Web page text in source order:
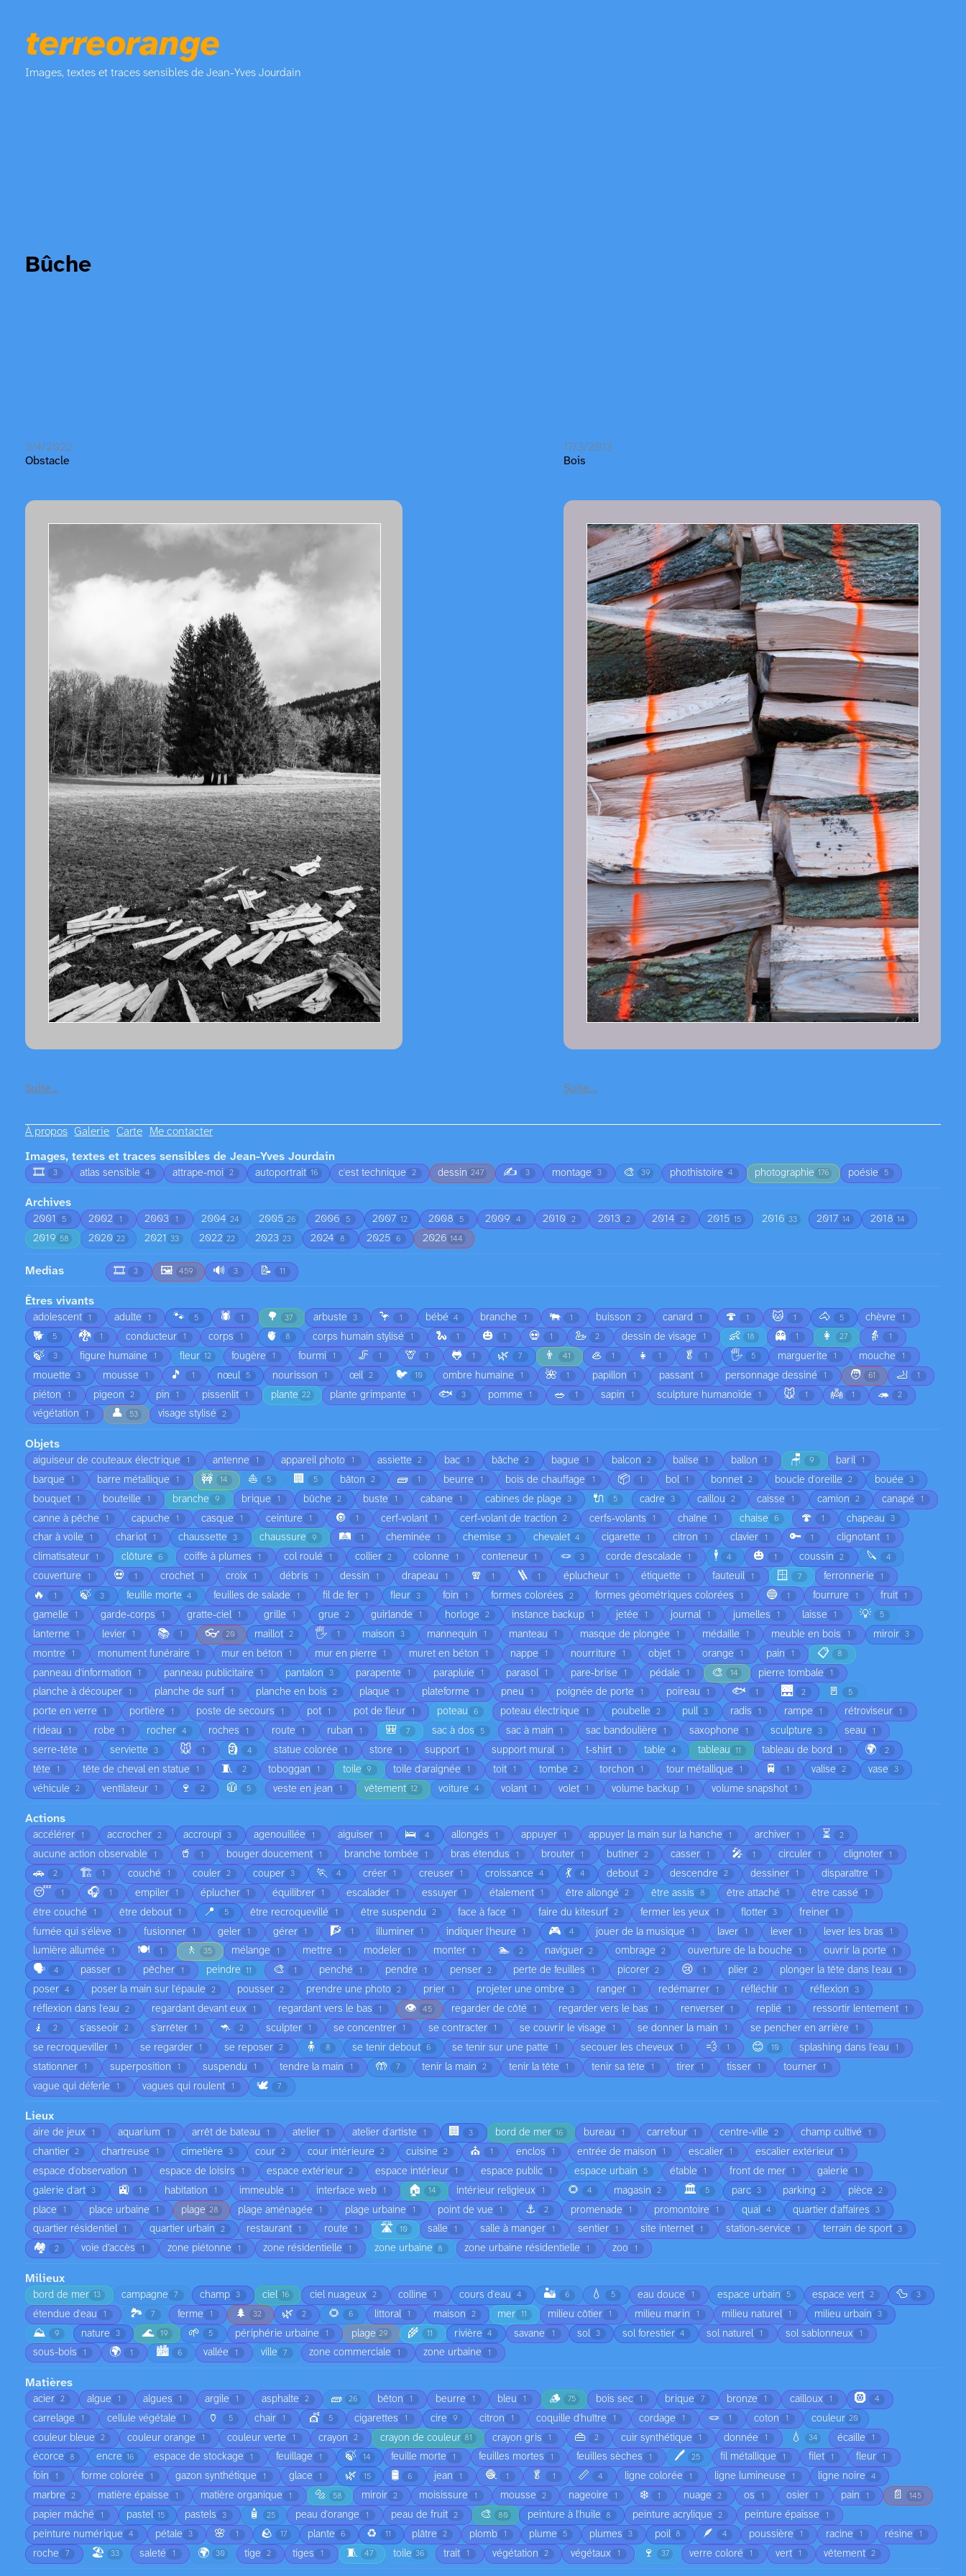
terreorange
Images, textes et traces sensibles de Jean-Yves Jourdain
Bûche
3/4/2022
Obstacle
Suite…
17/3/2013
Bois
Suite…
À propos Galerie Carte Me contacter
Images, textes et traces sensibles de Jean-Yves Jourdain
🎞️
3 atlas sensible 4 attrape-moi 2 autoportrait 16 c'est technique 2 dessin 247 ✍️ 3 montage 3 🎨 39 phothistoire 4 photographie 176 poésie 5
Archives
2001 5 2002 1 2003 1 2004 24 2005 26 2006 5 2007 12 2008 5 2009 4 2010 2 2013 2 2014 2 2015 15 2016 33 2017 14 2018 14
2019 58 2020 22 2021 33 2022 22 2023 23 2024 8 2025 6 2026 144
Medias 🎞️ 3 🖼️ 459 🔊 3 📝 11
Êtres vivants
adolescent 1 adulte 1 🐾 5 🕷️ 1 🌳 37 arbuste 3 🦩 1 bébé 4 branche 1 🐃 1 buisson 2 canard 1 🍄 1 🐱 1 🐴 5 chèvre 1
🐕 5 🐉 1 conducteur 1 corps 1 🫀 8 corps humain stylisé 1 🐍 1 🎃 1 💀 1 🦢 2 dessin de visage 1 👶 18 👻 1 👩 27 👵 1
🍃 3 figure humaine 1 fleur 12 fougère 1 fourmi 1 🦵 1 🦒 1 🐸 1 🌿 7 👨 41 🦪 1 👧 1 🥬 1 🖐️ 5 marguerite 1 mouche 1
mouette 3 mousse 1 🎵 1 nœul 5 nourisson 1 œil 2 🐦 10 ombre humaine 1 🌺 1 papillon 1 passant 1 personnage dessiné 1 🧑 61 🦶 1
piéton 1 pigeon 2 pin 1 pissenlit 1 plante 22 plante grimpante 1 🐟 3 pomme 1 🥗 1 sapin 1 sculpture humanoïde 1 🐭 1 👼 1 🦔 2
végétation 1 👤 53 visage stylisé 2
Objets
aiguiseur de couteaux électrique 1 antenne 1 appareil photo 1 assiette 2 bac 1 bâche 2 bague 1 balcon 2 balise 1 ballon 1 🪑 9 baril 1
barque 1 barre métallique 1 🚧 14 ⛵ 5 🏢 5 bâton 2 🧱 1 beurre 1 bois de chauffage 1 📦 1 bol 1 bonnet 2 boucle d'oreille 2 bouée 3
bouquet 1 bouteille 1 branche 9 brique 1 bûche 2 buste 1 cabane 1 cabines de plage 3 🔌 5 cadre 3 caillou 2 caisse 1 camion 2 canapé 1
canne à pêche 1 capuche 1 casque 1 ceinture 1 🔘 1 cerf-volant 1 cerf-volant de traction 2 cerfs-volants 1 chaîne 1 chaise 6 🍄 1 chapeau 3
char à voile 1 chariot 1 chaussette 3 chaussure 9 🛤️ 1 cheminée 1 chemise 3 chevalet 4 cigarette 1 citron 1 clavier 1 🔑 1 clignotant 1
climatisateur 1 clôture 6 coiffe à plumes 1 col roulé 1 collier 2 colonne 1 conteneur 1 🪢 3 corde d'escalade 1 🕴️ 4 🎃 1 coussin 2 🔪 4
couverture 1 💀 1 crochet 1 croix 1 débris 1 dessin 1 drapeau 1 🧣 1 🪜 1 éplucheur 1 étiquette 1 fauteuil 1 🪟 7 ferronnerie 1
🔥 1 🍃 3 feuille morte 4 feuilles de salade 1 fil de fer 1 fleur 3 foin 1 formes colorées 2 formes géométriques colorées 1 🔵 1 fourrure 1 fruit 1
gamelle 1 garde-corps 1 gratte-ciel 1 grille 1 grue 2 guirlande 1 horloge 2 instance backup 1 jetée 1 journal 1 jumelles 1 laisse 1 💡 5
lanterne 1 levier 1 📚 1 👓 20 maillot 2 🖐️ 1 maison 3 mannequin 1 manteau 1 masque de plongée 1 médaille 1 meuble en bois 1 miroir 3
montre 1 monument funéraire 1 mur en béton 1 mur en pierre 1 muret en béton 1 nappe 1 nourriture 1 objet 1 orange 1 pain 1 📋 8
panneau d'information 1 panneau publicitaire 1 pantalon 3 parapente 1 parapluie 1 parasol 1 pare-brise 1 pédale 1 🎨 14 pierre tombale 1
planche à découper 1 planche de surf 1 planche en bois 2 plaque 1 plateforme 1 pneu 1 poignée de porte 1 poireau 1 🐟 1 🌉 2 🚪 5
porte en verre 1 portière 1 poste de secours 1 pot 1 pot de fleur 1 poteau 6 poteau électrique 1 poubelle 2 pull 3 radis 1 rampe 1 rétroviseur 1
rideau 1 robe 1 rocher 4 roches 1 route 1 ruban 1 🎒 7 sac à dos 5 sac à main 1 sac bandoulière 1 saxophone 1 sculpture 3 seau 1
serre-tête 1 serviette 3 🐭 1 🗿 4 statue colorée 1 store 1 support 1 support mural 1 t-shirt 1 table 4 tableau 11 tableau de bord 1 🌍 2
tête 1 tête de cheval en statue 1 🧵 2 toboggan 1 toile 9 toile d'araignée 1 toit 1 tombe 2 torchon 1 tour métallique 1 🚆 1 valise 2 vase 3
véhicule 2 ventilateur 1 🍷 2 🧥 5 veste en jean 1 vêtement 12 voiture 4 volant 1 volet 1 volume backup 1 volume snapshot 1
Actions
accélérer 1 accrocher 2 accroupi 3 agenouillée 1 aiguiser 1 🛌 4 allongés 1 appuyer 1 appuyer la main sur la hanche 1 archiver 1 ⏳ 2
aucune action observable 1 🥤 1 bouger doucement 1 branche tombée 1 bras étendus 1 brouter 1 butiner 2 casser 1 🎤 1 circuler 1 clignoter 1
🚗 2 🏗️ 1 couché 1 couler 2 couper 3 🏃 4 créer 1 creuser 1 croissance 4 💃 4 debout 2 descendre 2 dessiner 1 disparaître 1
😴 1 🎧 1 empiler 1 éplucher 1 équilibrer 1 escalader 1 essuyer 1 étalement 1 être allongé 2 être assis 8 être attaché 1 être cassé 1
être couché 1 être debout 1 📍 5 être recroquevillé 1 être suspendu 2 face à face 1 faire du kitesurf 2 fermer les yeux 1 flotter 3 freiner 1
fumée qui s'élève 1 fusionner 1 geler 1 gérer 1 🧗 1 illuminer 1 indiquer l'heure 1 🎮 4 jouer de la musique 1 laver 1 lever 1 lever les bras 1
lumière allumée 1 🍽️ 1 🚶 35 mélange 1 mettre 1 modeler 1 monter 1 🏊 2 naviguer 2 ombrage 2 ouverture de la bouche 1 ouvrir la porte 1
🗣️ 4 passer 1 pêcher 1 peindre 11 🎨 1 penché 1 pendre 1 penser 2 perte de feuilles 1 picorer 2 😢 1 plier 2 plonger la tête dans l'eau 1
poser 4 poser la main sur l'épaule 2 pousser 2 prendre une photo 2 prier 1 projeter une ombre 3 ranger 1 redémarrer 1 réfléchir 1 réflexion 3
réflexion dans l'eau 2 regardant devant eux 1 regardant vers le bas 1 👁️ 45 regarder de côté 1 regarder vers le bas 1 renverser 1 replié 1 ressortir lentement 1
🧎 2 s'asseoir 2 s’arrêter 1 🦘 2 sculpter 1 se concentrer 1 se contracter 1 se couvrir le visage 1 se donner la main 1 se pencher en arrière 1
se recroqueviller 1 se regarder 1 se reposer 2 🧍 8 se tenir debout 6 se tenir sur une patte 1 secouer les cheveux 1 💨 1 😊 10 splashing dans l'eau 1
stationner 1 superposition 1 suspendu 1 tendre la main 1 🤲 7 tenir la main 2 tenir la tête 1 tenir sa tête 1 tirer 1 tisser 1 tourner 1
vague qui déferle 1 vagues qui roulent 1 🕊️ 7
Lieux
aire de jeux 1 aquarium 1 arrêt de bateau 1 atelier 1 atelier d'artiste 1 🏢 3 bord de mer 16 bureau 1 carrefour 1 centre-ville 2 champ cultivé 1
chantier 2 chartreuse 1 cimetière 3 cour 2 cour intérieure 2 cuisine 2 ⛪ 1 enclos 1 entrée de maison 1 escalier 1 escalier extérieur 1
espace d'observation 1 espace de loisirs 1 espace extérieur 2 espace intérieur 1 espace public 1 espace urbain 5 étable 1 front de mer 1 galerie 1
galerie d'art 3 🚉 1 habitation 1 immeuble 1 interface web 1 🏠 14 intérieur religieux 1 🌻 4 magasin 2 🏛️ 5 parc 3 parking 2 pièce 2
place 1 place urbaine 1 plage 28 plage aménagée 1 plage urbaine 1 point de vue 1 ⚓ 2 promenade 1 promontoire 1 quai 4 quartier d'affaires 3
quartier résidentiel 1 quartier urbain 2 restaurant 1 route 1 🛣️ 10 salle 1 salle à manger 1 sentier 1 site internet 1 station-service 1 terrain de sport 3
🏘️ 2 voie d’accès 1 zone piétonne 1 zone résidentielle 1 zone urbaine 8 zone urbaine résidentielle 1 zoo 1
Milieux
bord de mer 13 campagne 7 champ 3 ciel 16 ciel nuageux 2 colline 1 cours d'eau 4 🏜️ 6 💧 5 eau douce 1 espace urbain 5 espace vert 2 🦆 3
étendue d'eau 1 🏞️ 7 ferme 1 🌲 32 🌿 2 🌻 6 littoral 1 maison 2 mer 11 milieu côtier 1 milieu marin 1 milieu naturel 1 milieu urbain 3
⛰️ 9 nature 3 🌊 19 🌱 5 périphérie urbaine 1 plage 29 🌾 11 rivière 4 savane 1 sol 3 sol forestier 4 sol naturel 1 sol sablonneux 1
sous-bois 1 🌍 1 🏙️ 6 vallée 1 ville 7 zone commerciale 1 zone urbaine 1
Matières
acier 2 algue 1 algues 1 argile 1 asphalte 2 🧱 26 bêton 1 beurre 1 bleu 1 🪵 75 bois sec 1 brique 7 bronze 1 cailloux 1 🛞 4
carrelage 1 cellule végétale 1 🏺 5 chair 1 💇 5 cigarettes 1 cire 9 citron 1 coquille d'huître 1 cordage 1 🪢 1 coton 1 couleur 20
couleur bleue 2 couleur orange 1 couleur verte 1 crayon 2 crayon de couleur 81 crayon gris 1 👜 2 cuir synthétique 1 donnée 1 💧 34 écaille 1
écorce 8 encre 16 espace de stockage 1 feuillage 1 🍃 14 feuille morte 1 feuilles mortes 1 feuilles sèches 1 🖊️ 25 fil métallique 1 filet 1 fleur 1
foin 1 forme colorée 1 gazon synthétique 1 glace 1 🌿 15 🛢️ 6 jean 1 🧶 1 🥬 1 📏 4 ligne colorée 1 ligne lumineuse 1 ligne noire 4
marbre 2 matière épaisse 1 matière organique 1 🔩 58 miroir 2 moisissure 1 mousse 2 nageoire 1 ❄️ 1 nuage 2 os 1 osier 1 pain 1 📄 145
papier mâché 1 pastel 15 pastels 3 🧴 25 peau d'orange 1 peau de fruit 2 🎨 80 peinture à l'huile 8 peinture acrylique 2 peinture épaisse 1
peinture numérique 4 pétale 3 🌸 1 🪨 17 plante 6 ♻️ 11 plâtre 2 plomb 1 plume 5 plumes 3 poil 8 🪶 4 poussière 1 racine 1 résine 1
roche 7 🏖️ 33 saleté 1 🌍 30 tige 2 tiges 1 🧵 47 toile 36 trait 1 végétation 2 végétaux 1 🍷 37 verre coloré 1 vert 1 vêtement 2